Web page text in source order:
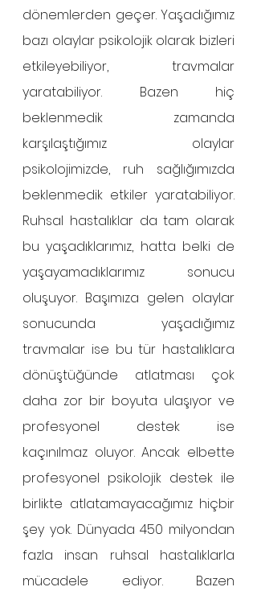
dönemlerden geçer. Yaşadığımız
bazı olaylar psikolojik olarak bizleri
etkileyebiliyor, travmalar
yaratabiliyor. Bazen hiç
beklenmedik zamanda
karşılaştığımız olaylar
psikolojimizde, ruh sağlığımızda
beklenmedik etkiler yaratabiliyor.
Ruhsal hastalıklar da tam olarak
bu yaşadıklarımız, hatta belki de
yaşayamadıklarımız sonucu
oluşuyor. Başımıza gelen olaylar
sonucunda yaşadığımız
travmalar ise bu tür hastalıklara
dönüştüğünde atlatması çok
daha zor bir boyuta ulaşıyor ve
profesyonel destek ise
kaçınılmaz oluyor. Ancak elbette
profesyonel psikolojik destek ile
birlikte atlatamayacağımız hiçbir
şey yok. Dünyada 450 milyondan
fazla insan ruhsal hastalıklarla
mücadele ediyor. Bazen